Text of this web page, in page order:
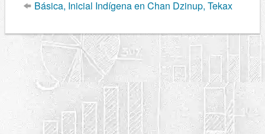
Básica, Inicial Indígena en Chan Dzinup, Tekax